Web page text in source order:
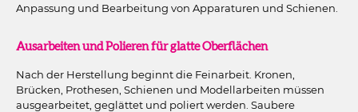
Anpassung und Bearbeitung von Apparaturen und Schienen.
Ausarbeiten und Polieren für glatte Oberflächen
Nach der Herstellung beginnt die Feinarbeit. Kronen,
Brücken, Prothesen, Schienen und Modellarbeiten müssen
ausgearbeitet, geglättet und poliert werden. Saubere